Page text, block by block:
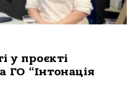
у проєкті
ГО “Інтонація